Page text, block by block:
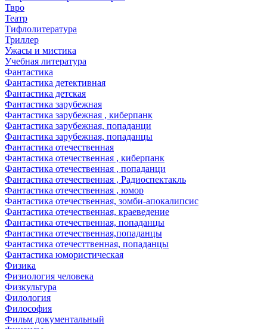
Твро
Театр
Тифлолитература
Триллер
Ужасы и мистика
Учебная литература
Фантастика
Фантастика детективная
Фантастика детская
Фантастика зарубежная
Фантастика зарубежная , киберпанк
Фантастика зарубежная, попаданци
Фантастика зарубежная, попаданцы
Фантастика отечественная
Фантастика отечественная , киберпанк
Фантастика отечественная , попаданци
Фантастика отечественная , Радиоспектакль
Фантастика отечественная , юмор
Фантастика отечественная, зомби-апокалипсис
Фантастика отечественная, краеведение
Фантастика отечественная, попаданцы
Фантастика отечественная,попаданцы
Фантастика отечесттвенная, попаданцы
Фантастика юмористическая
Физика
Физиология человека
Физкультура
Филология
Философия
Фильм документальный